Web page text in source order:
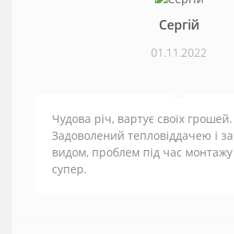
Сергій
01.11.2022
Чудова річ, вартує своїх грошей.
Задоволений тепловіддачею і
видом, проблем під час монтажу
супер.